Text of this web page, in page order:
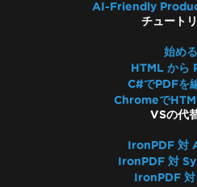
AI-Friendly
チュート
始める
HTML から
C#でPDFを
Chromeで
VSの代
IronPDF 対
IronPDF 対
IronPDF